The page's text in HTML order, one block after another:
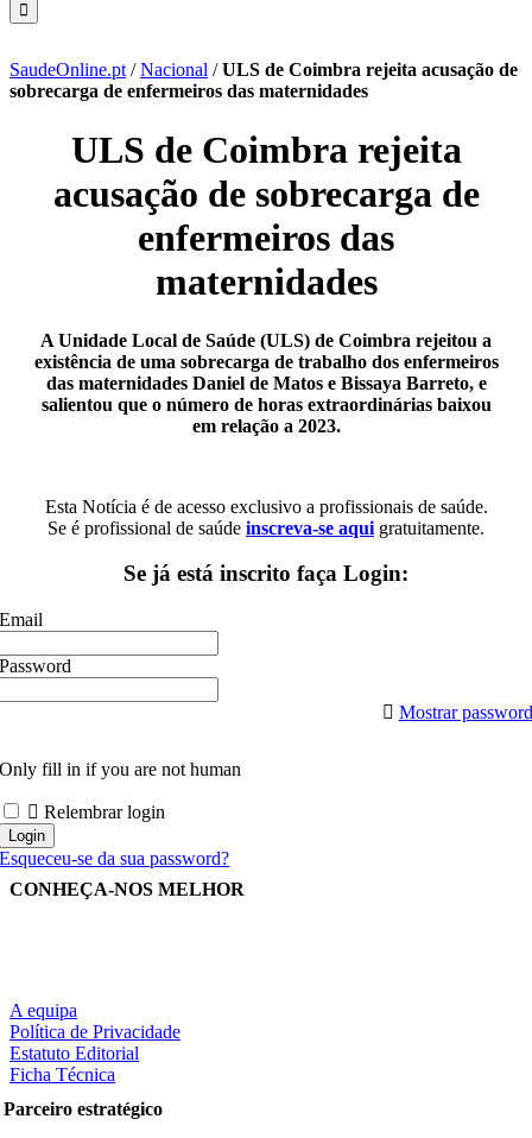
SaudeOnline.pt /Nacional /ULS de Coimbra rejeita acusação de
sobrecarga de enfermeiros das maternidades
ULS de Coimbra rejeita
acusação de sobrecarga de
enfermeiros das
maternidades
A Unidade Local de Saúde (ULS) de Coimbra rejeitou a
existência de uma sobrecarga de trabalho dos enfermeiros
das maternidades Daniel de Matos e Bissaya Barreto, e
salientou que o número de horas extraordinárias baixou
em relação a 2023.
Esta Notícia é de acesso exclusivo a profissionais de saúde.
Se é profissional de saúde inscreva-se aqui gratuitamente.
Se já está inscrito faça Login:
Email
Password
Mostrar password
Only fill in if you are not human
Relembrar login
Esqueceu-se da sua password?
CONHEÇA-NOS MELHOR
A equipa
Política de Privacidade
Estatuto Editorial
Ficha Técnica
Parceiro estratégico